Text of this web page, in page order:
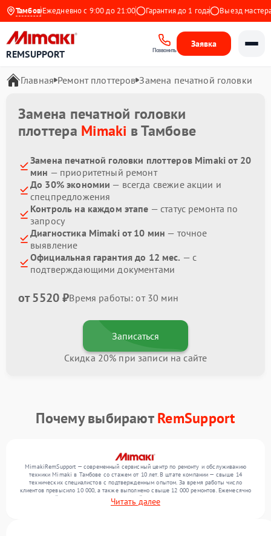
ТамбовЕжедневно с 9:00 до 21:00 Гарантия до 1 года Выезд мастера
REMSUPPORT Позвонить
Заявка
Главная Ремонт плоттеров Замена печатной головки
Замена печатной головки
плоттера Mimaki в Тамбове
Замена печатной головки плоттеров Mimaki от 20
мин — приоритетный ремонт
До 30% экономии — всегда свежие акции и
спецпредложения
Контроль на каждом этапе — статус ремонта по
запросу
Диагностика Mimaki от 10 мин — точное
выявление
Официальная гарантия до 12 мес. — с
подтверждающими документами
от 5520 ₽Время работы: от 30 мин
Записаться
Скидка 20% при записи на сайте
Почему выбираютRemSupport
MimakiRemSupport — современный сервисный центр по ремонту и обслуживанию
техники Mimaki в Тамбове со стажем от 10 лет. В штате компании — свыше 14
технических специалистов с подтвержденным опытом. За время работы число
клиентов превысило 10 000, а также выполнено свыше 12 000 ремонтов. Ежемесячно
в сервисный центр поступает от 300 устройств, включая , , . Мы беремся за задачи
любой сложности и обеспечиваем надежный результат благодаря отлаженным
Читать далее